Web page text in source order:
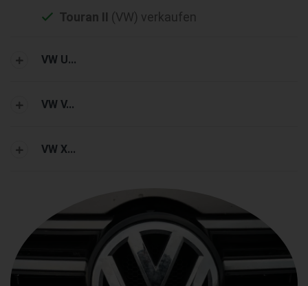
Touran II (VW) verkaufen
VW U...
VW V...
VW X...